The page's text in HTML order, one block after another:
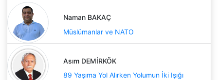
Naman BAKAÇ
Müslümanlar ve NATO
Asım DEMİRKÖK
89 Yaşıma Yol Alırken Yolumun İki Işığı